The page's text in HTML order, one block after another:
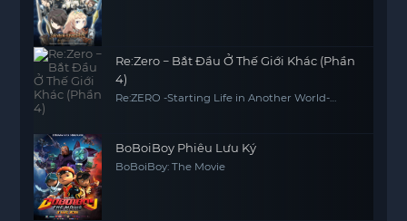
Re:Zero − Bắt Đầu Ở Thế Giới Khác (Phần
4)
Re:ZERO -Starting Life in Another World-
BoBoiBoy Phiêu Lưu Ký
BoBoiBoy: The Movie